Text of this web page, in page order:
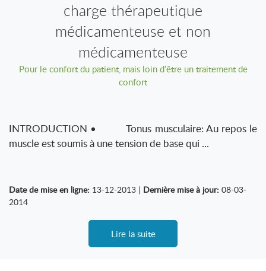
charge thérapeutique
médicamenteuse et non
médicamenteuse
Pour le confort du patient, mais loin d’être un traitement de
confort
INTRODUCTION • Tonus musculaire: Au repos le
muscle est soumis à une tension de base qui ...
Date de mise en ligne: 13-12-2013 | Dernière mise à jour: 08-03-
2014
Lire la suite